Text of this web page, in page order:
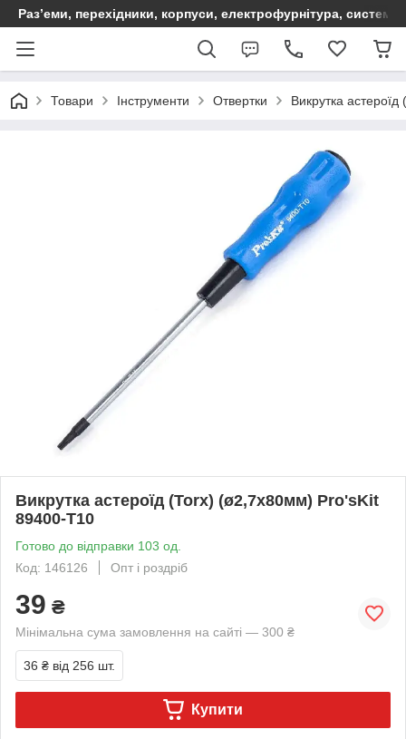
Раз’еми, перехідники, корпуси, електрофурнітура,
Товари Інструменти Отвертки Викрутка
Викрутка астероїд (Torx) (ø2,7х80мм) Pro'sKit
89400-T10
Готово до відправки 103 од.
Код: 146126
Опт і роздріб
39 ₴
Мінімальна сума замовлення на сайті — 300 ₴
36 ₴ від 256 шт.
Купити